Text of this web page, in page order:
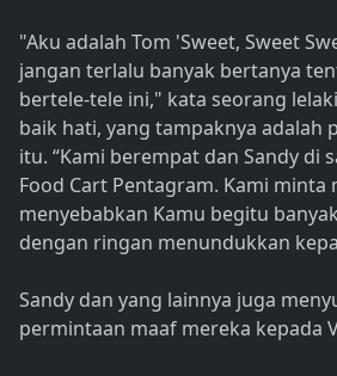
"Aku adalah Tom 'Sweet, Sweet
jangan terlalu banyak bertanya
bertele-tele ini," kata seorang
baik hati, yang tampaknya adalah
itu. “Kami berempat dan Sandy di
Food Cart Pentagram. Kami minta
menyebabkan Kamu begitu
dengan ringan menundukkan
Sandy dan yang lainnya juga
permintaan maaf mereka kepada